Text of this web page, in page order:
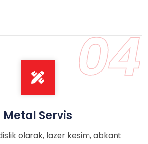
04
Metal Servis
olarak, lazer kesim, abkant